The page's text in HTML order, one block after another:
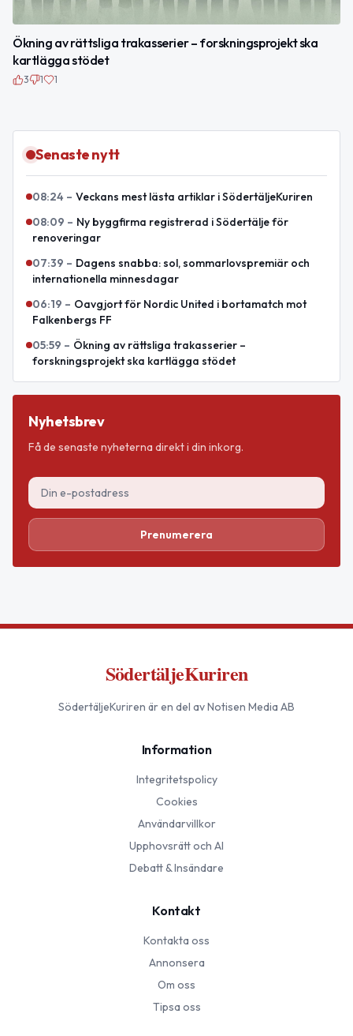
Ökning av rättsliga trakasserier – forskningsprojekt ska
kartlägga stödet
3 1 1
Senaste nytt
08:24 – Veckans mest lästa artiklar i SödertäljeKuriren
08:09 – Ny byggfirma registrerad i Södertälje för
renoveringar
07:39 – Dagens snabba: sol, sommarlovspremiär och
internationella minnesdagar
06:19 – Oavgjort för Nordic United i bortamatch mot
Falkenbergs FF
05:59 – Ökning av rättsliga trakasserier –
forskningsprojekt ska kartlägga stödet
Nyhetsbrev
Få de senaste nyheterna direkt i din inkorg.
Prenumerera
SödertäljeKuriren
SödertäljeKuriren är en del av Notisen Media AB
Information
Integritetspolicy
Cookies
Användarvillkor
Upphovsrätt och AI
Debatt & Insändare
Kontakt
Kontakta oss
Annonsera
Om oss
Tipsa oss